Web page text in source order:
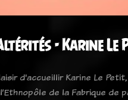
- Karine Le
d'accueillir Karine Le Petit,
de la Fabrique de